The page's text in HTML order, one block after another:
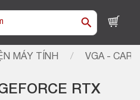
MÁY TÍNH / VGA -
RTX